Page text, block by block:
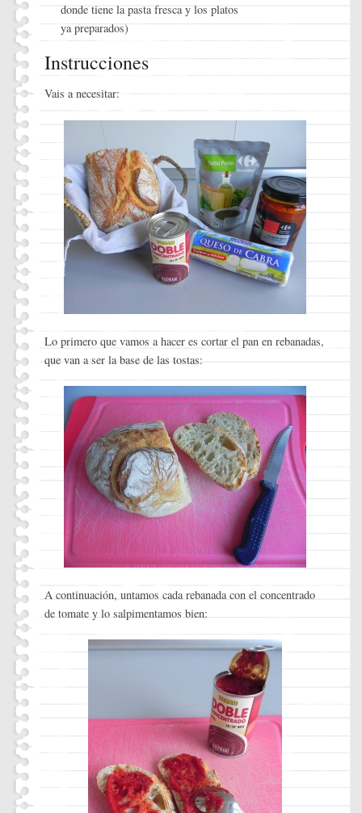
donde tiene la pasta fresca y los platos
ya preparados)
Instrucciones
Vais a necesitar:
Lo primero que vamos a hacer es cortar el pan en rebanadas,
que van a ser la base de las tostas:
A continuación, untamos cada rebanada con el concentrado
de tomate y lo salpimentamos bien: